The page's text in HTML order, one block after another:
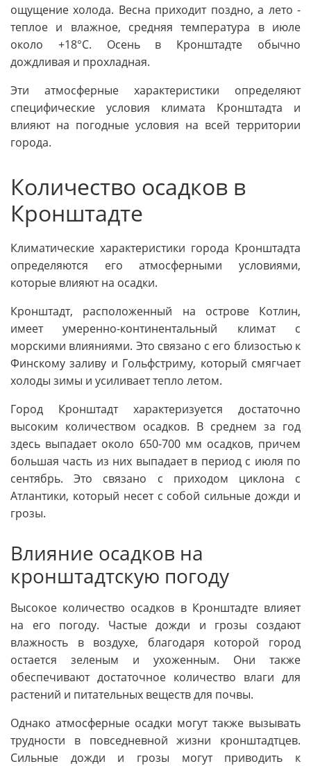
ощущение холода. Весна приходит поздно, а лето -
теплое и влажное, средняя температура в июле
около +18°C. Осень в Кронштадте обычно
дождливая и прохладная.
Эти атмосферные характеристики определяют
специфические условия климата Кронштадта и
влияют на погодные условия на всей территории
города.
Количество осадков в
Кронштадте
Климатические характеристики города Кронштадта
определяются его атмосферными условиями,
которые влияют на осадки.
Кронштадт, расположенный на острове Котлин,
имеет умеренно-континентальный климат с
морскими влияниями. Это связано с его близостью к
Финскому заливу и Гольфстриму, который смягчает
холоды зимы и усиливает тепло летом.
Город Кронштадт характеризуется достаточно
высоким количеством осадков. В среднем за год
здесь выпадает около 650-700 мм осадков, причем
большая часть из них выпадает в период с июля по
сентябрь. Это связано с приходом циклона с
Атлантики, который несет с собой сильные дожди и
грозы.
Влияние осадков на
кронштадтскую погоду
Высокое количество осадков в Кронштадте влияет
на его погоду. Частые дожди и грозы создают
влажность в воздухе, благодаря которой город
остается зеленым и ухоженным. Они также
обеспечивают достаточное количество влаги для
растений и питательных веществ для почвы.
Однако атмосферные осадки могут также вызывать
трудности в повседневной жизни кронштадтцев.
Сильные дожди и грозы могут приводить к